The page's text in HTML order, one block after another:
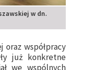
w dn.
oraz współpracy
już konkretne
we wspólnych